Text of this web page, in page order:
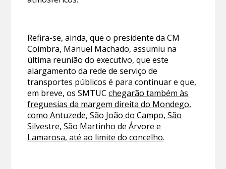
Refira-se, ainda, que o presidente da CM
Coimbra, Manuel Machado, assumiu na
última reunião do executivo, que este
alargamento da rede de serviço de
transportes públicos é para continuar e que,
em breve, os SMTUCchegarão também às
freguesias da margem direita do Mondego,
como Antuzede, São João do Campo, São
Silvestre, São Martinho de Árvore e
Lamarosa, até ao limite do concelho.